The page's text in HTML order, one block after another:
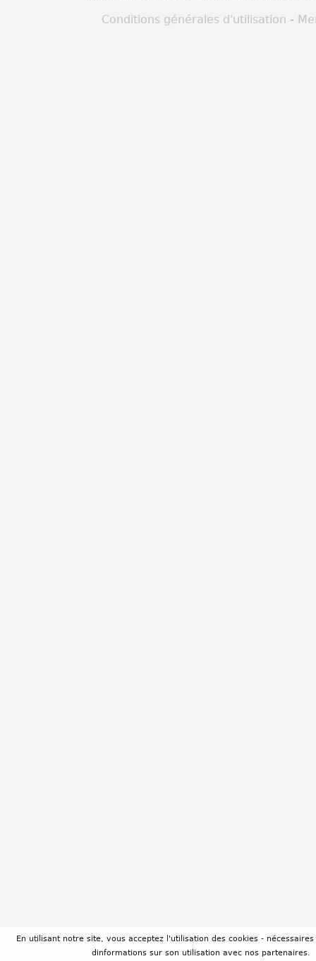
Conditions générales d'utilisation -
En utilisant notre site, vous acceptez l'utilisation des cookies -
dinformations sur son utilisation avec nos partenaires.